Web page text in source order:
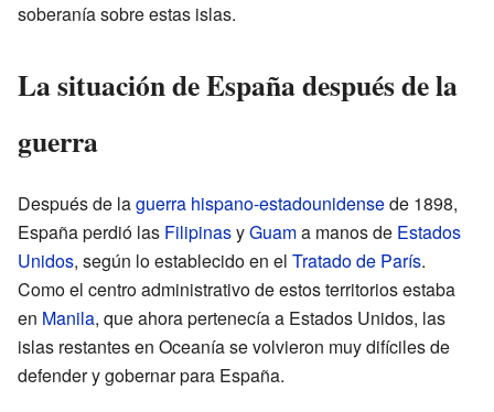
soberanía sobre estas islas.
La situación de España después de la
guerra
Después de laguerra hispano-estadounidensede 1898,
España perdió las FilipinasyGuama manos de Estados
Unidos, según lo establecido en el Tratado de París.
Como el centro administrativo de estos territorios estaba
en Manila, que ahora pertenecía a Estados Unidos, las
islas restantes en Oceanía se volvieron muy difíciles de
defender y gobernar para España.